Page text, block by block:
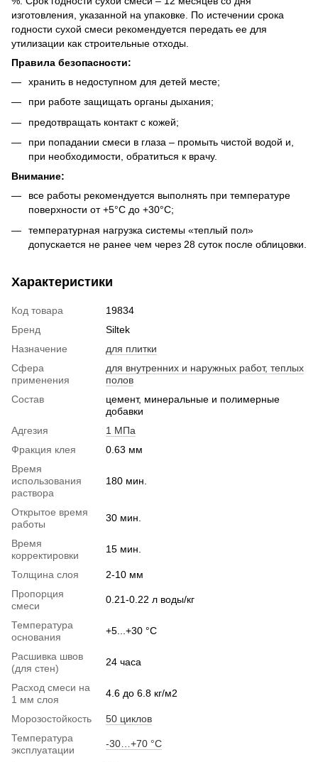
изготовления, указанной на упаковке. По истечении срока
годности сухой смеси рекомендуется передать ее для
утилизации как строительные отходы.
Правила безопасности:
хранить в недоступном для детей месте;
при работе защищать органы дыхания;
предотвращать контакт с кожей;
при попадании смеси в глаза – промыть чистой водой и,
при необходимости, обратиться к врачу.
Внимание:
все работы рекомендуется выполнять при температуре
поверхности от +5°С до +30°С;
температурная нагрузка системы «теплый пол»
допускается не ранее чем через 28 суток после облицовки.
Характеристики
Код товара
19834
Бренд
Siltek
Назначение
для плитки
Сфера
применения
для внутренних и наружных работ, теплых
полов
Состав
цемент, минеральные и полимерные
добавки
Адгезия
1 МПа
Фракция клея
0.63 мм
Время
использования
раствора
180 мин.
Открытое время
работы
30 мин.
Время
корректировки
15 мин.
Толщина слоя
2-10 мм
Пропорция
смеси
0.21-0.22 л воды/кг
Температура
основания
+5...+30 °С
Расшивка швов
(для стен)
24 часа
Расход смеси на
1 мм слоя
4.6 до 6.8 кг/м2
Морозостойкость
50 циклов
Температура
эксплуатации
-30…+70 °С